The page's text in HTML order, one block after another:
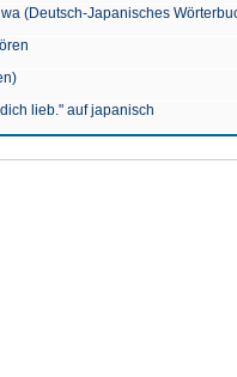
(Deutsch-Japanisches
lieb." auf japanisch